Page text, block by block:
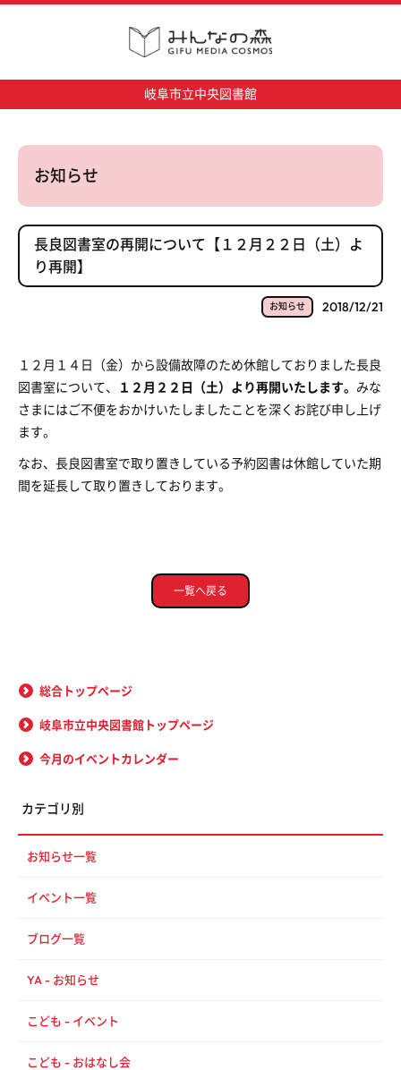
岐阜市立中央図書館
お知らせ
長良図書室の再開について【１２月２２日（土）よ
り再開】
お知らせ 2018/12/21
１２月１４日（金）から設備故障のため休館しておりました長良
図書室について、
１２月２２日（土）より再開いたします。 みな
さまにはご不便をおかけいたしましたことを深くお詫び申し上げ
ます。
なお、長良図書室で取り置きしている予約図書は休館していた期
間を延長して取り置きしております。
一覧へ戻る
総合トップページ
岐阜市立中央図書館トップページ
今月のイベントカレンダー
カテゴリ別
お知らせ一覧
イベント一覧
ブログ一覧
YA - お知らせ
こども - イベント
こども - おはなし会